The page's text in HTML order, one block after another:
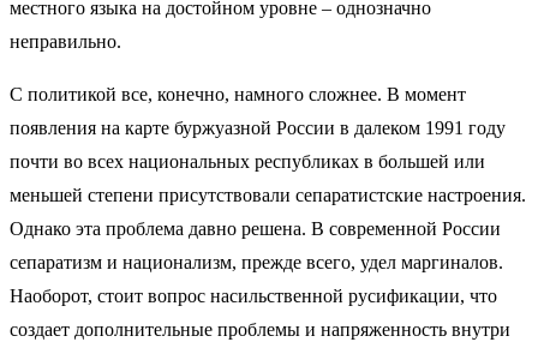
местного языка на достойном уровне – однозначно
неправильно.
С политикой все, конечно, намного сложнее. В момент
появления на карте буржуазной России в далеком 1991 году
почти во всех национальных республиках в большей или
меньшей степени присутствовали сепаратистские настроения.
Однако эта проблема давно решена. В современной России
сепаратизм и национализм, прежде всего, удел маргиналов.
Наоборот, стоит вопрос насильственной русификации, что
создает дополнительные проблемы и напряженность внутри